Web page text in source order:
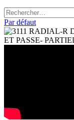
Par défaut